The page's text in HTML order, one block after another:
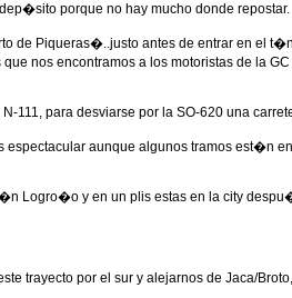
porque no hay mucho donde repostar.
de Piqueras�..justo antes de entrar en el
nos encontramos a los motoristas de la
111, para desviarse por la SO-620 una
aunque algunos tramos est�n
Logro�o y en un plis estas en la city
trayecto por el sur y alejarnos de Jaca/